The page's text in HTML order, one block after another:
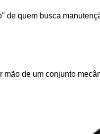
de quem busca
de um conjunto